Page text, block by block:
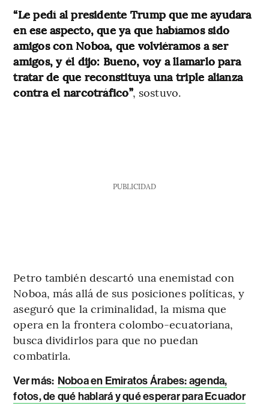
“Le pedí al presidente Trump que me ayudara
en ese aspecto, que ya que habíamos sido
amigos con Noboa, que volviéramos a ser
amigos, y él dijo: Bueno, voy a llamarlo para
tratar de que reconstituya una triple alianza
contra el narcotráfico”, sostuvo.
PUBLICIDAD
Petro también descartó una enemistad con
Noboa, más allá de sus posiciones políticas, y
aseguró que la criminalidad, la misma que
opera en la frontera colombo-ecuatoriana,
busca dividirlos para que no puedan
combatirla.
Ver más: Noboa en Emiratos Árabes: agenda,
fotos, de qué hablará y qué esperar para Ecuador